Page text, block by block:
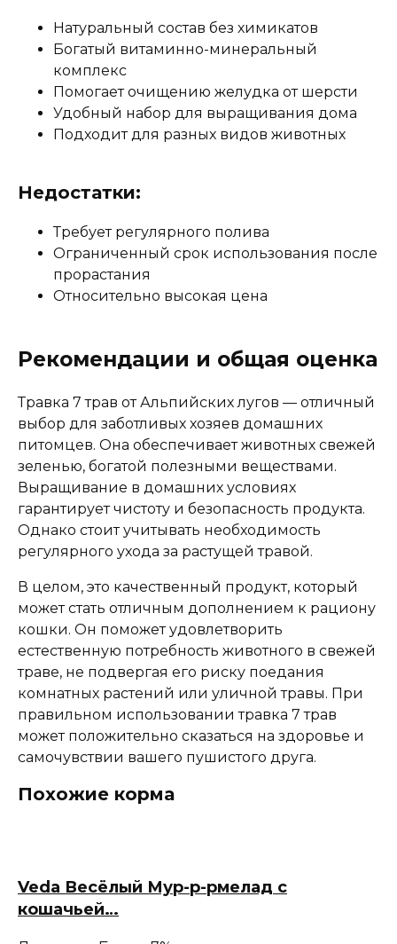
Натуральный состав без химикатов
Богатый витаминно-минеральный
комплекс
Помогает очищению желудка от шерсти
Удобный набор для выращивания дома
Подходит для разных видов животных
Недостатки:
Требует регулярного полива
Ограниченный срок использования после
прорастания
Относительно высокая цена
Рекомендации и общая оценка
Травка 7 трав от Альпийских лугов — отличный
выбор для заботливых хозяев домашних
питомцев. Она обеспечивает животных свежей
зеленью, богатой полезными веществами.
Выращивание в домашних условиях
гарантирует чистоту и безопасность продукта.
Однако стоит учитывать необходимость
регулярного ухода за растущей травой.
В целом, это качественный продукт, который
может стать отличным дополнением к рациону
кошки. Он поможет удовлетворить
естественную потребность животного в свежей
траве, не подвергая его риску поедания
комнатных растений или уличной травы. При
правильном использовании травка 7 трав
может положительно сказаться на здоровье и
самочувствии вашего пушистого друга.
Похожие корма
Veda Весёлый Мур-р-рмелад с
кошачьей…